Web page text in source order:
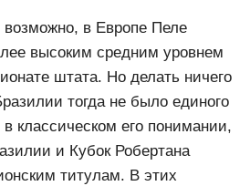
возможно, в Европе Пеле
высоким средним уровнем
штата. Но делать ничего
тогда не было единого
классическом его понимании,
и Кубок Робертана
титулам. В этих